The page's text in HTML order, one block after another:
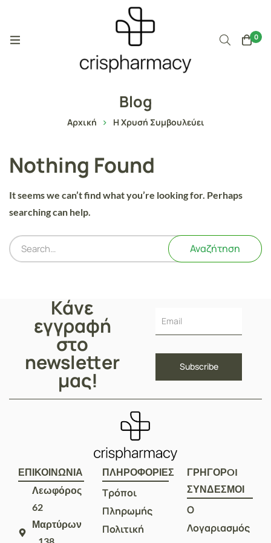
0
Blog
Αρχική Η Χρυσή Συμβουλεύει
Nothing Found
It seems we can’t find what you’re looking for. Perhaps
searching can help.
Αναζήτηση
Κάνε
εγγραφή
στο
newsletter
μας!
ΕΠΙΚΟΙΝΩΝΙΑ
Λεωφόρος
62
Μαρτύρων
ΠΛΗΡΟΦΟΡΙΕΣ
Τρόποι
Πληρωμής
Πολιτική
ΓΡΗΓΟΡOI
ΣΥΝΔΕΣΜΟΙ
Ο
Λογαριασμός